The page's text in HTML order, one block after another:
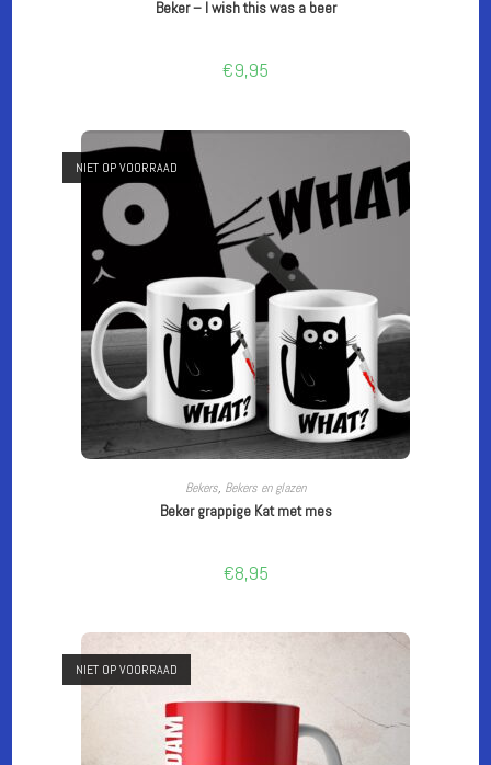
Beker – I wish this was a beer
€9,95
NIET OP VOORRAAD
LEES VERDER
Bekers, Bekers en glazen
Beker grappige Kat met mes
€8,95
NIET OP VOORRAAD